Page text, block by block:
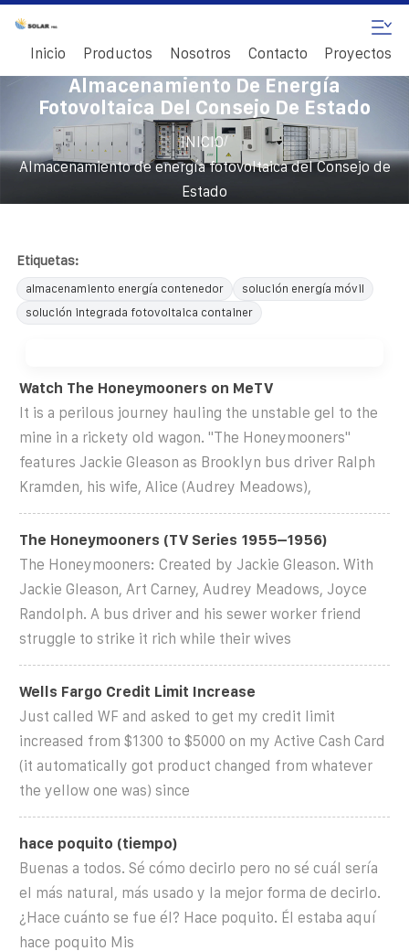
Inicio Productos Nosotros Contacto Proyectos
Almacenamiento De Energía
Fotovoltaica Del Consejo De Estado
INICIO/
Almacenamiento de energía fotovoltaica del Consejo de
Estado
Etiquetas:
almacenamiento energía contenedor
solución energía móvil
solución integrada fotovoltaica container
Watch The Honeymooners on MeTV
It is a perilous journey hauling the unstable gel to the
mine in a rickety old wagon. ''The Honeymooners''
features Jackie Gleason as Brooklyn bus driver Ralph
Kramden, his wife, Alice (Audrey Meadows),
The Honeymooners (TV Series 1955–1956)
The Honeymooners: Created by Jackie Gleason. With
Jackie Gleason, Art Carney, Audrey Meadows, Joyce
Randolph. A bus driver and his sewer worker friend
struggle to strike it rich while their wives
Wells Fargo Credit Limit Increase
Just called WF and asked to get my credit limit
increased from $1300 to $5000 on my Active Cash Card
(it automatically got product changed from whatever
the yellow one was) since
hace poquito (tiempo)
Buenas a todos. Sé cómo decirlo pero no sé cuál sería
el más natural, más usado y la mejor forma de decirlo.
¿Hace cuánto se fue él? Hace poquito. Él estaba aquí
hace poquito Mis